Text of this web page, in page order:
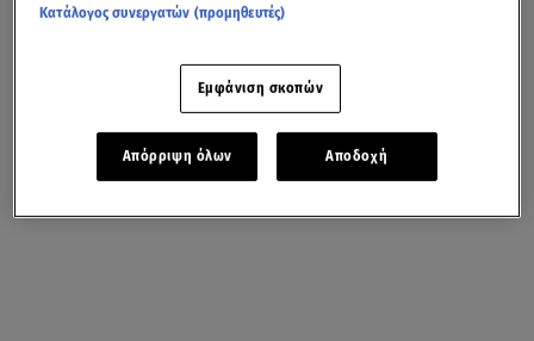
Κατάλογος συνεργατών (προμηθευτές)
Εμφάνιση σκοπών
Απόρριψη όλων Αποδοχή